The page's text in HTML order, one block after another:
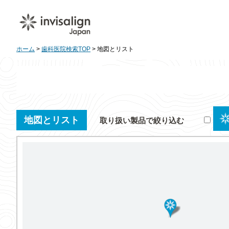
ホーム > 歯科医院検索TOP > 地図とリスト
地図とリスト 取り扱い製品で絞り込む